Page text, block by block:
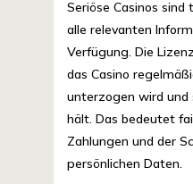
Seriöse Casinos
alle relevanten
Verfügung. Die
das Casino
unterzogen wird und
hält. Das bedeutet
Zahlungen und der
persönlichen Daten.